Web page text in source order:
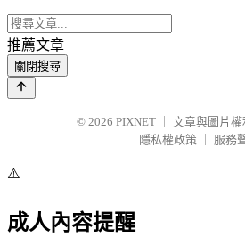
推薦文章
關閉搜尋
© 2026 PIXNET
文章與圖片
隱私權政策
服務
⚠️
成人內容提醒